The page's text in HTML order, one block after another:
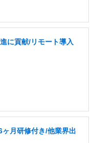
に貢献/リモート導入
月研修付き/他業界出